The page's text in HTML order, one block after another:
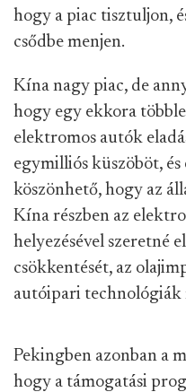
hogy a piac tisztuljon,
csődbe menjen.
Kína nagy piac, de
hogy egy ekkora
elektromos autók
egymilliós küszöböt,
köszönhető, hogy az
Kína részben az
helyezésével szeretné
csökkentését, az
autóipari technológiák
Pekingben azonban a
hogy a támogatási